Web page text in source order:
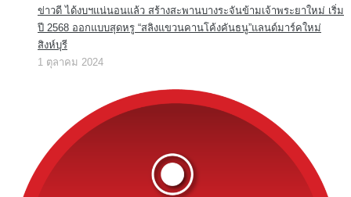
ข่าวดี ได้งบฯแน่นอนแล้ว สร้างสะพานบางระจันข้ามเจ้าพระยาใหม่ เริ่ม
ปี 2568 ออกแบบสุดหรู “สลิงแขวนคานโค้งคันธนู”แลนด์มาร์คใหม่
สิงห์บุรี
1 ตุลาคม 2024